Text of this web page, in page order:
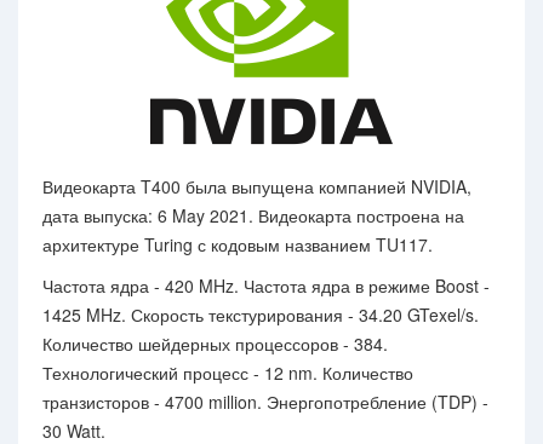
Видеокарта T400 была выпущена компанией NVIDIA,
дата выпуска: 6 May 2021. Видеокарта построена на
архитектуре Turing с кодовым названием TU117.
Частота ядра - 420 MHz. Частота ядра в режиме Boost -
1425 MHz. Скорость текстурирования - 34.20 GTexel/s.
Количество шейдерных процессоров - 384.
Технологический процесс - 12 nm. Количество
транзисторов - 4700 million. Энергопотребление (TDP) -
30 Watt.